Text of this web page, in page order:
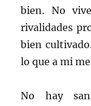
bien. No
rivalidades
bien
lo que a mi
No hay